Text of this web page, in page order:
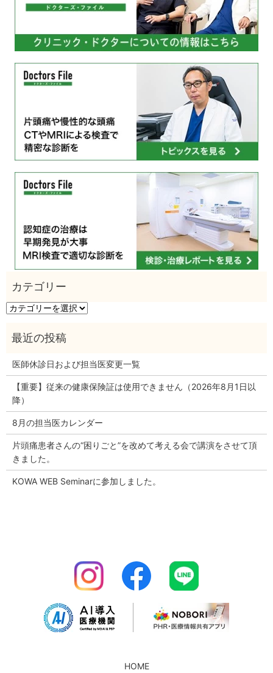
カ
ゴ
リ
医師休診日および担当医変更一覧
【重要】従来の健康保険証は使用できません（2026年8月1日以
降）
8月の担当医カレンダー
片頭痛患者さんの“困りごと”を改めて考える会で講演をさせて頂
きました。
KOWA WEB Seminarに参加しました。
HOME